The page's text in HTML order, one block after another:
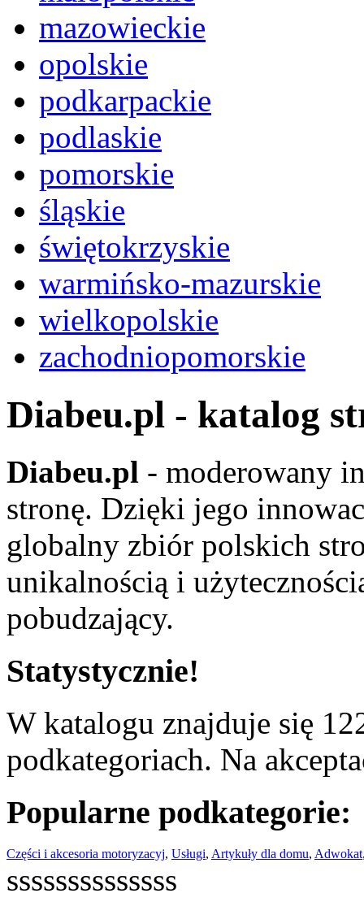
mazowieckie
opolskie
podkarpackie
podlaskie
pomorskie
śląskie
świętokrzyskie
warmińsko-mazurskie
wielkopolskie
zachodniopomorskie
Diabeu.pl - katalog
Diabeu.pl - moderowany
stronę. Dzięki jego
globalny zbiór polskich
unikalnością i
pobudzający.
Statystycznie!
W katalogu znajduje się
podkategoriach. Na
Popularne podkategorie:
Części i akcesoria motoryzacyj, Usługi, Artykuły dla domu, Adwokat
ssssssssssssss